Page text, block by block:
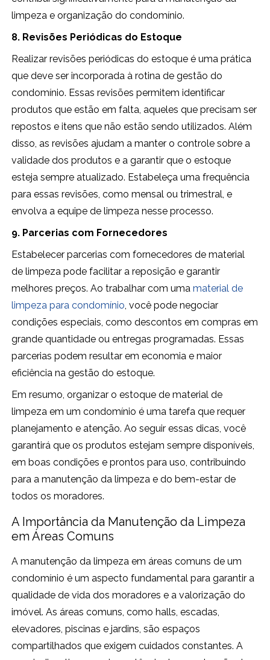
limpeza e organização do condomínio.
8. Revisões Periódicas do Estoque
Realizar revisões periódicas do estoque é uma prática
que deve ser incorporada à rotina de gestão do
condomínio. Essas revisões permitem identificar
produtos que estão em falta, aqueles que precisam ser
repostos e itens que não estão sendo utilizados. Além
disso, as revisões ajudam a manter o controle sobre a
validade dos produtos e a garantir que o estoque
esteja sempre atualizado. Estabeleça uma frequência
para essas revisões, como mensal ou trimestral, e
envolva a equipe de limpeza nesse processo.
9. Parcerias com Fornecedores
Estabelecer parcerias com fornecedores de material
de limpeza pode facilitar a reposição e garantir
melhores preços. Ao trabalhar com umamaterial de
limpeza para condomínio, você pode negociar
condições especiais, como descontos em compras em
grande quantidade ou entregas programadas. Essas
parcerias podem resultar em economia e maior
eficiência na gestão do estoque.
Em resumo, organizar o estoque de material de
limpeza em um condomínio é uma tarefa que requer
planejamento e atenção. Ao seguir essas dicas, você
garantirá que os produtos estejam sempre disponíveis,
em boas condições e prontos para uso, contribuindo
para a manutenção da limpeza e do bem-estar de
todos os moradores.
A Importância da Manutenção da Limpeza
em Áreas Comuns
A manutenção da limpeza em áreas comuns de um
condomínio é um aspecto fundamental para garantir a
qualidade de vida dos moradores e a valorização do
imóvel. As áreas comuns, como halls, escadas,
elevadores, piscinas e jardins, são espaços
compartilhados que exigem cuidados constantes. A